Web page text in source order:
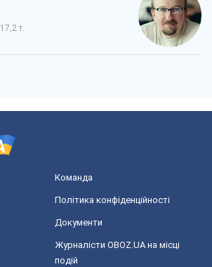
17,2 т.
Команда
Політика конфіденційності
Документи
Журналісти OBOZ.UA на місці
подій